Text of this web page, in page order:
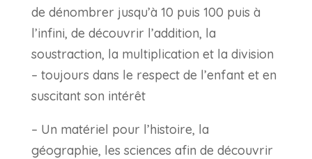
de dénombrer jusqu’à 10 puis 100 puis à
l’infini, de découvrir l’addition, la
soustraction, la multiplication et la division
– toujours dans le respect de l’enfant et en
suscitant son intérêt
– Un matériel pour l’histoire, la
géographie, les sciences afin de découvrir